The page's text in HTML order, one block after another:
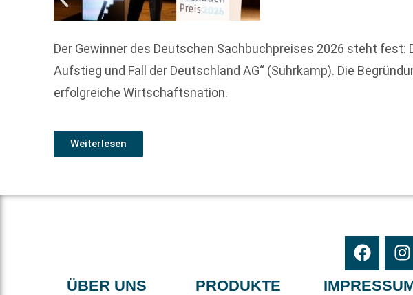
Der Gewinner des Deutschen Sachbuchpreises 2026 steht fest:
Aufstieg und Fall der Deutschland AG“ (Suhrkamp). Die
erfolgreiche Wirtschaftsnation.
Weiterlesen
ÜBER UNS PRODUKTE